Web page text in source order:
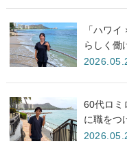
「ハワ
らしく働
60代ロミ
に職をつ